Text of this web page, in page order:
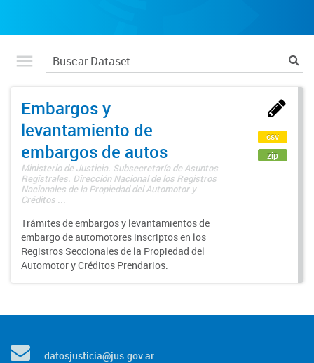
Embargos y
levantamiento de
embargos de autos
Ministerio de Justicia. Subsecretaría de Asuntos
Registrales. Dirección Nacional de los Registros
Nacionales de la Propiedad del Automotor y
Créditos ...
Trámites de embargos y levantamientos de
embargo de automotores inscriptos en los
Registros Seccionales de la Propiedad del
Automotor y Créditos Prendarios.
csv
zip
datosjusticia@jus.gov.ar